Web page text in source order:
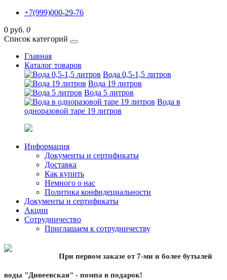
+7(999)000-29-76
0 руб. 0
Список категорий
Главная
Каталог товаров
Вода 0,5-1,5 литров
Вода 19 литров
Вода 5 литров
Вода в
одноразовой таре 19 литров
Информация
Документы и сертификаты
Доставка
Как купить
Немного о нас
Политика конфидециальности
Документы и сертификаты
Акции
Сотрудничество
Приглашаем к сотрудничеству
При первом заказе от 7-ми и более бутылей
воды "Дивеевская" - помпа в подарок!